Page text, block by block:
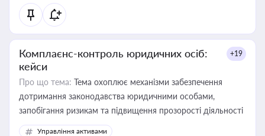
Комплаєнс-контроль юридичних осіб:
кейси
+19
Про що тема: Тема охоплює механізми забезпечення
дотримання законодавства юридичними особами,
запобігання ризикам та підвищення прозорості діяльності
Управління активами